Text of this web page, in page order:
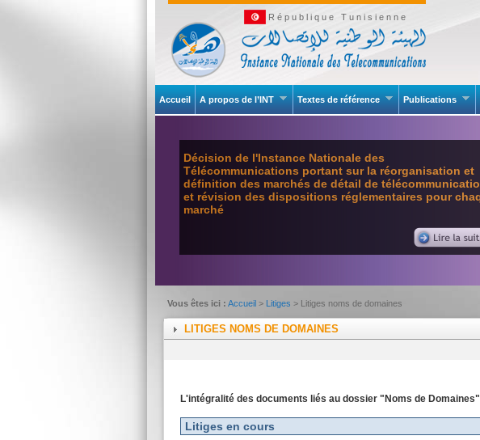
République Tunisienne
Accueil A propos de l’INT Textes de référence Publications
Décision de l'Instance Nationale des
Télécommunications portant sur la réorganisation et
définition des marchés de détail de
et révision des dispositions réglementaires pour
marché
Vous êtes ici : Accueil > Litiges > Litiges noms de domaines
LITIGES NOMS DE DOMAINES
L'intégralité des documents liés au dossier "Noms de
Litiges en cours